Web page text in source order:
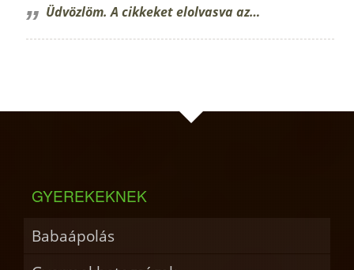
Üdvözlöm. A cikkeket elolvasva az…
GYEREKEKNEK
Babaápolás